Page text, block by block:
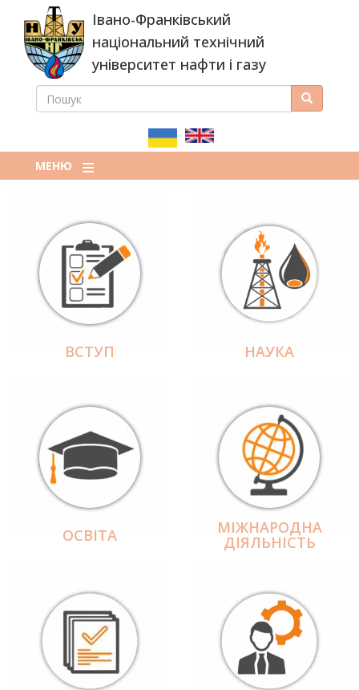
основного
вмісту
Івано-Франківський
національний технічний
університет нафти і газу
ПОШУКОВА
ПОШУК Пошук
МЕНЮ
ВСТУП НАУКА
ОСВІТА МІЖНАРОДНА
ДІЯЛЬНІCТЬ